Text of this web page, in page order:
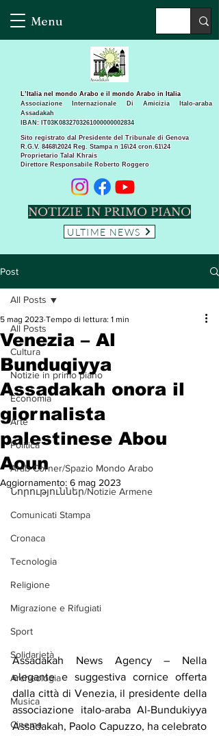
Menu
Sito registrato dal Presidente del Tribunale di Genova
R.G.V. 8468\2024 Reg. Stampa n 16\24 cron.61\24 ​
Proprietario Talal Khrais
Direttore Responsabile Roberto Roggero
L’Italia nel mondo Arabo e il mondo Arabo in Italia
Associazione Internazionale Di Amicizia Italo-araba
Assadakah
IBAN: IT03K0832703261000000002834
NOTIZIE IN PRIMO PIANO
ULTIME NEWS
Post
All Posts
Cultura
Notizie in primo piano
Economia
Arte
Politica
Arab Corner/Spazio Mondo Arabo
Նորություններ/Notizie Armene
Comunicati Stampa
Cronaca
Tecnologia
Religione
Migrazione e Rifugiati
Sport
Solidarietà
Archeologia
Musica
Cinema
All Posts
Venezia – Al
Bunduqiyya
Assadakah onora il
giornalista
palestinese Abou
Aoun
5 mag 2023 Tempo di lettura: 1 min
Aggiornamento: 6 mag 2023
Assadakah News Agency – Nella
elegante e suggestiva cornice offerta
dalla città di Venezia, il presidente della
associazione italo-araba Al-Bundukiyya
Assadakah, Paolo Capuzzo, ha celebrato